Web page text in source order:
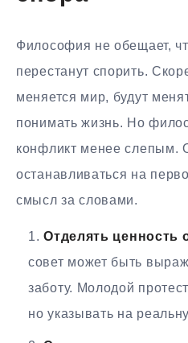
Философия не обещает,
перестанут спорить.
меняется мир, будут
понимать жизнь. Но
конфликт менее слепым.
останавливаться на
смысл за словами.
Отделять ценность
совет может быть
заботу. Молодой
но указывать на